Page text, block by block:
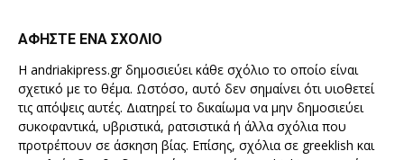
ΑΦΗΣΤΕ ΕΝΑ ΣΧΟΛΙΟ
Η andriakipress.gr δημοσιεύει κάθε σχόλιο το οποίο είναι
σχετικό με το θέμα. Ωστόσο, αυτό δεν σημαίνει ότι υιοθετεί
τις απόψεις αυτές. Διατηρεί το δικαίωμα να μην δημοσιεύει
συκοφαντικά, υβριστικά, ρατσιστικά ή άλλα σχόλια που
προτρέπουν σε άσκηση βίας. Επίσης, σχόλια σε greeklish και